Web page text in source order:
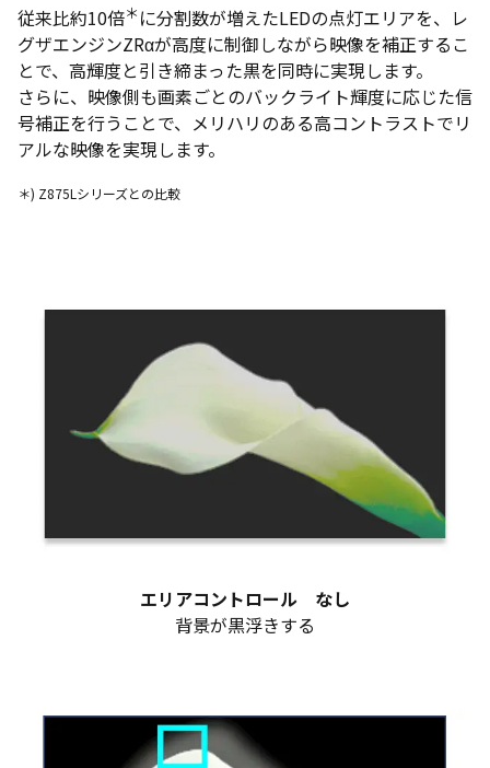
従来比約10倍＊ に分割数が増えたLEDの点灯エリアを、レ
グザエンジンZRαが高度に制御しながら映像を補正するこ
とで、高輝度と引き締まった黒を同時に実現します。
さらに、映像側も画素ごとのバックライト輝度に応じた信
号補正を行うことで、メリハリのある高コントラストでリ
アルな映像を実現します。
＊) Z875Lシリーズとの比較
エリアコントロール なし
背景が黒浮きする